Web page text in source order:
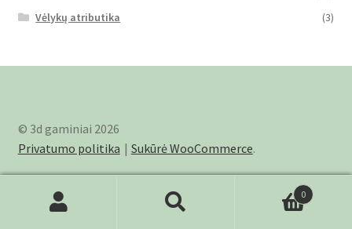
Vėlykų atributika
(3)
© 3d gaminiai 2026
Privatumo politika
Sukūrė WooCommerce.
0